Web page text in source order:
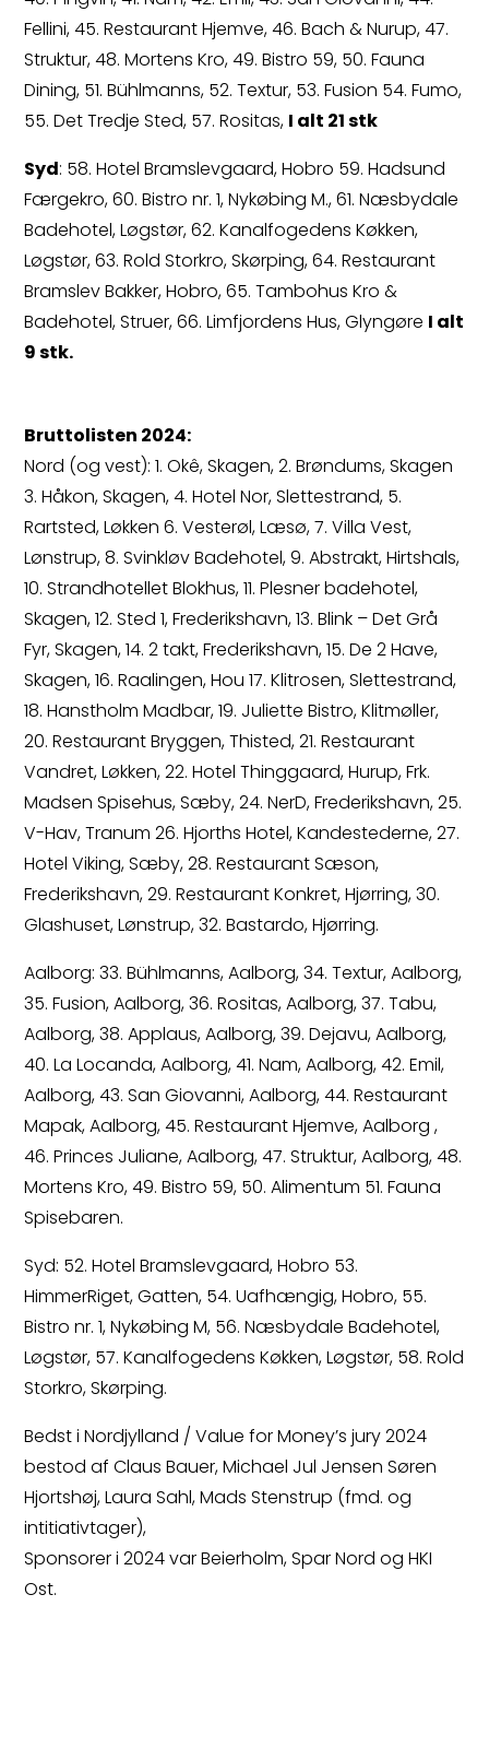
Fellini, 45. Restaurant Hjemve, 46. Bach & Nurup, 47.
Struktur, 48. Mortens Kro, 49. Bistro 59, 50. Fauna
Dining, 51. Bühlmanns, 52. Textur, 53. Fusion 54. Fumo,
55. Det Tredje Sted, 57. Rositas, I alt 21 stk
Syd: 58. Hotel Bramslevgaard, Hobro 59. Hadsund
Færgekro, 60. Bistro nr. 1, Nykøbing M., 61. Næsbydale
Badehotel, Løgstør, 62. Kanalfogedens Køkken,
Løgstør, 63. Rold Storkro, Skørping, 64. Restaurant
Bramslev Bakker, Hobro, 65. Tambohus Kro &
Badehotel, Struer, 66. Limfjordens Hus, Glyngøre I alt
9 stk.
Bruttolisten 2024:
Nord (og vest): 1. Okê, Skagen, 2. Brøndums, Skagen
3. Håkon, Skagen, 4. Hotel Nor, Slettestrand, 5.
Rartsted, Løkken 6. Vesterøl, Læsø, 7. Villa Vest,
Lønstrup, 8. Svinkløv Badehotel, 9. Abstrakt, Hirtshals,
10. Strandhotellet Blokhus, 11. Plesner badehotel,
Skagen, 12. Sted 1, Frederikshavn, 13. Blink – Det Grå
Fyr, Skagen, 14. 2 takt, Frederikshavn, 15. De 2 Have,
Skagen, 16. Raalingen, Hou 17. Klitrosen, Slettestrand,
18. Hanstholm Madbar, 19. Juliette Bistro, Klitmøller,
20. Restaurant Bryggen, Thisted, 21. Restaurant
Vandret, Løkken, 22. Hotel Thinggaard, Hurup, Frk.
Madsen Spisehus, Sæby, 24. NerD, Frederikshavn, 25.
V-Hav, Tranum 26. Hjorths Hotel, Kandestederne, 27.
Hotel Viking, Sæby, 28. Restaurant Sæson,
Frederikshavn, 29. Restaurant Konkret, Hjørring, 30.
Glashuset, Lønstrup, 32. Bastardo, Hjørring.
Aalborg: 33. Bühlmanns, Aalborg, 34. Textur, Aalborg,
35. Fusion, Aalborg, 36. Rositas, Aalborg, 37. Tabu,
Aalborg, 38. Applaus, Aalborg, 39. Dejavu, Aalborg,
40. La Locanda, Aalborg, 41. Nam, Aalborg, 42. Emil,
Aalborg, 43. San Giovanni, Aalborg, 44. Restaurant
Mapak, Aalborg, 45. Restaurant Hjemve, Aalborg ,
46. Princes Juliane, Aalborg, 47. Struktur, Aalborg, 48.
Mortens Kro, 49. Bistro 59, 50. Alimentum 51. Fauna
Spisebaren.
Syd: 52. Hotel Bramslevgaard, Hobro 53.
HimmerRiget, Gatten, 54. Uafhængig, Hobro, 55.
Bistro nr. 1, Nykøbing M, 56. Næsbydale Badehotel,
Løgstør, 57. Kanalfogedens Køkken, Løgstør, 58. Rold
Storkro, Skørping.
Bedst i Nordjylland / Value for Money’s jury 2024
bestod af Claus Bauer, Michael Jul Jensen Søren
Hjortshøj, Laura Sahl, Mads Stenstrup (fmd. og
intitiativtager),
Sponsorer i 2024 var Beierholm, Spar Nord og HKI
Ost.